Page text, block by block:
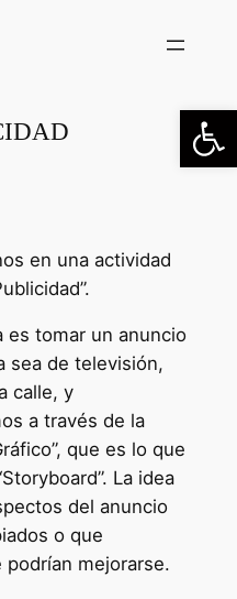
en una actividad
es tomar un anuncio
sea de televisión,
calle, y
a través de la
que es lo que
La idea
del anuncio
o que
mejorarse.
Abrir